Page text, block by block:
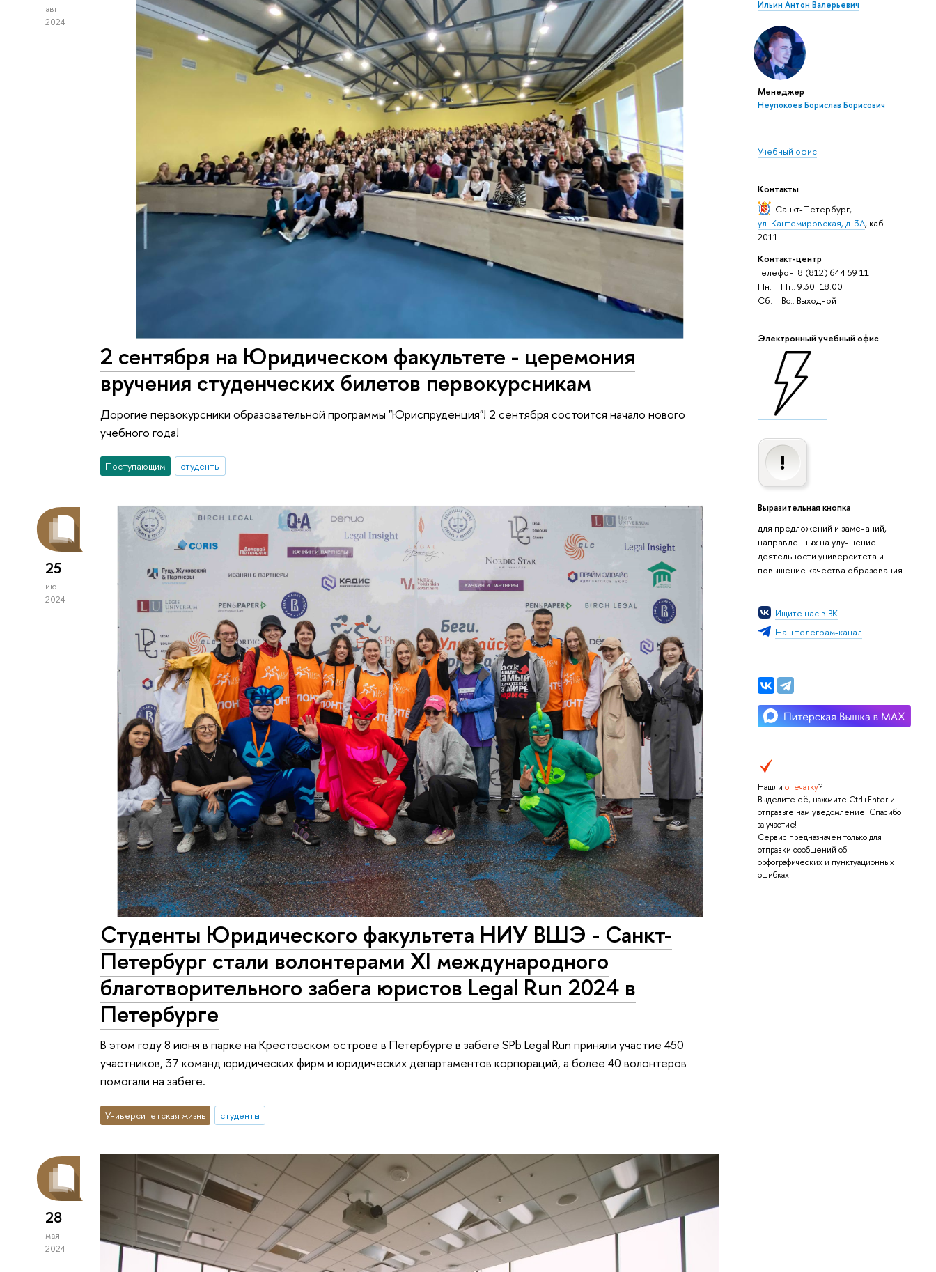
Ильин Антон Валерьевич
Менеджер
Неупокоев Борислав Борисович
Учебный офис
Контакты
Санкт-Петербург,
ул. Кантемировская, д. 3А, каб.:
2011
Контакт-центр
Телефон: 8 (812) 644 59 11
Пн. – Пт.: 9:30–18:00
Сб. – Вс.: Выходной
Электронный учебный офис
Выразительная кнопка
для предложений и замечаний,
направленных на улучшение
деятельности университета и
повышение качества образования
Ищите нас в ВК
Наш телеграм-канал
Нашли опечатку?
Выделите её, нажмите Ctrl+Enter и
отправьте нам уведомление. Спасибо
за участие!
Сервис предназначен только для
отправки сообщений об
орфографических и пунктуационных
ошибках.
авг
2024
2 сентября на Юридическом факультете - церемония
вручения студенческих билетов первокурсникам
Дорогие первокурсники образовательной программы "Юриспруденция"! 2 сентября состоится начало нового
учебного года!
Поступающим студенты
25
июн
2024
Студенты Юридического факультета НИУ ВШЭ - Санкт-
Петербург стали волонтерами ХI международного
благотворительного забега юристов Legal Run 2024 в
Петербурге
В этом году 8 июня в парке на Крестовском острове в Петербурге в забеге SPb Legal Run приняли участие 450
участников, 37 команд юридических фирм и юридических департаментов корпораций, а более 40 волонтеров
помогали на забеге.
Университетская жизнь студенты
28
мая
2024